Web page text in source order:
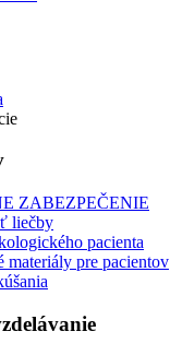
ZABEZPEČENIE
liečby
pacienta
materiály pre pacientov